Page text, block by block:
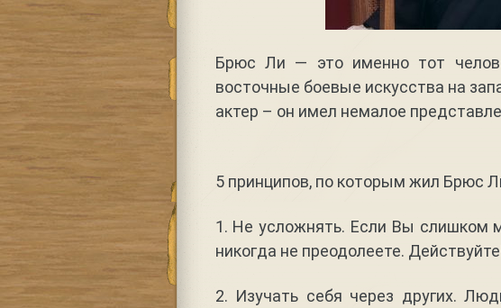
Брюс Ли — это именно тот
восточные боевые искусства на
актер – он имел немалое
5 принципов, по которым жил Брюс
1. Не усложнять. Если Вы слишком
никогда не преодолеете.
2. Изучать себя через других.